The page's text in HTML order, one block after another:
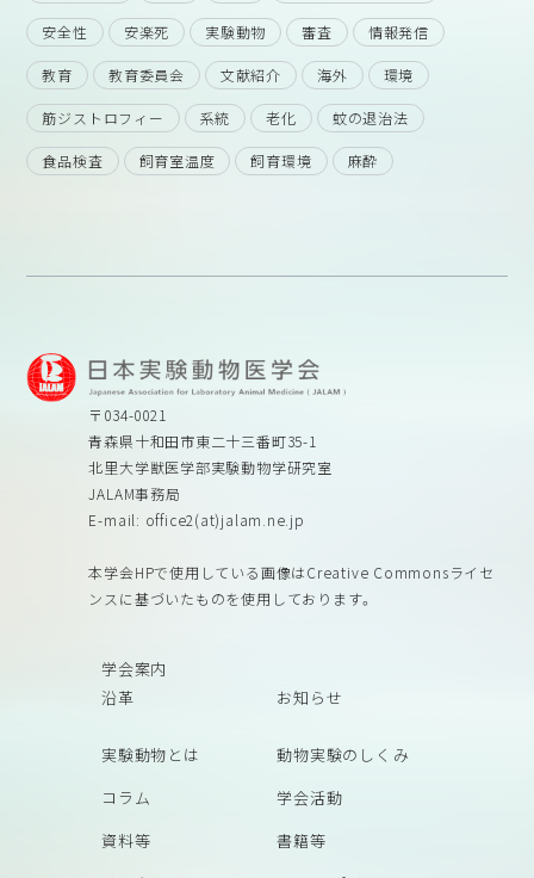
安全性 安楽死 実験動物 審査 情報発信
教育 教育委員会 文献紹介 海外 環境
筋ジストロフィー 系統 老化 蚊の退治法
食品検査 飼育室温度 飼育環境 麻酔
〒034-0021
青森県十和田市東二十三番町35-1
北里大学獣医学部実験動物学研究室
JALAM事務局
E-mail: office2(at)jalam.ne.jp
本学会HPで使用している画像はCreative Commonsライセ
ンスに基づいたものを使用しております。
学会案内
沿革
お知らせ
実験動物とは
動物実験のしくみ
コラム
学会活動
資料等
書籍等